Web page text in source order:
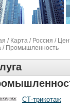
/ Карта / Россия /
/ Промышленность
СТ-трикотаж